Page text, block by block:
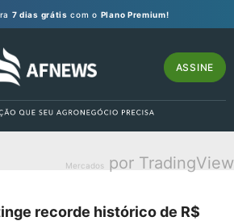
7 dias grátis com o Plano Premium!
ASSINE
Mercados por TradingView
recorde histórico de R$